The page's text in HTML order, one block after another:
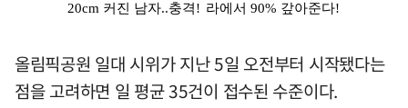
올림픽공원 일대 시위가 지난 5일 오전부터 시작됐다는
점을 고려하면 일 평균 35건이 접수된 수준이다.